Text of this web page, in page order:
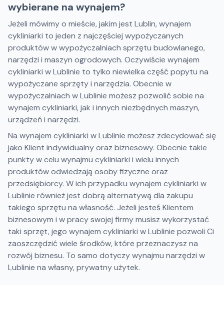
wybierane na wynajem?
Jeżeli mówimy o mieście, jakim jest Lublin, wynajem
cykliniarki to jeden z najczęściej wypożyczanych
produktów w wypożyczalniach sprzętu budowlanego,
narzędzi i maszyn ogrodowych. Oczywiście wynajem
cykliniarki w Lublinie to tylko niewielka część popytu na
wypożyczane sprzęty i narzędzia. Obecnie w
wypożyczalniach w Lublinie możesz pozwolić sobie na
wynajem cykliniarki, jak i innych niezbędnych maszyn,
urządzeń i narzędzi.
Na wynajem cykliniarki w Lublinie możesz zdecydować się
jako Klient indywidualny oraz biznesowy. Obecnie takie
punkty w celu wynajmu cykliniarki i wielu innych
produktów odwiedzają osoby fizyczne oraz
przedsiębiorcy. W ich przypadku wynajem cykliniarki w
Lublinie również jest dobrą alternatywą dla zakupu
takiego sprzętu na własność. Jeżeli jesteś Klientem
biznesowym i w pracy swojej firmy musisz wykorzystać
taki sprzęt, jego wynajem cykliniarki w Lublinie pozwoli Ci
zaoszczędzić wiele środków, które przeznaczysz na
rozwój biznesu. To samo dotyczy wynajmu narzędzi w
Lublinie na własny, prywatny użytek.